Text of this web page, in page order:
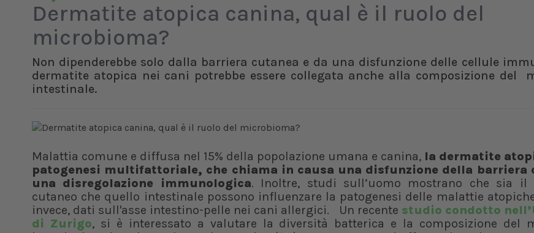
Dermatite atopica canina, qual è il ruolo del
microbioma?
Non dipenderebbe solo dalla barriera cutanea e da una disfunzione delle cellule
dermatite atopica nei cani potrebbe essere collegata anche alla composizione del
intestinale.
Malattia comune e diffusa nel 15% della popolazione umana e canina, la dermatite
patogenesi multifattoriale, che chiama in causa una disfunzione della barriera
una disregolazione immunologica. Inoltre, studi sull’uomo mostrano che sia il
cutaneo che quello intestinale possono influenzare la patogenesi delle malattie
invece, dati sull'asse intestino-pelle nei cani allergici. Un recente studio condotto
di Zurigo, si è interessato a valutare la diversità batterica e la composizione del